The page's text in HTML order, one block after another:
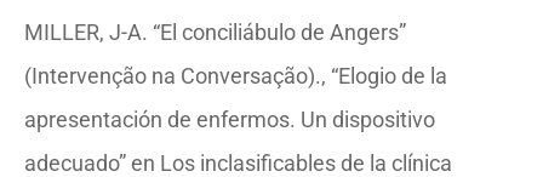
MILLER, J-A. “El conciliábulo de Angers”
(Intervenção na Conversação)., “Elogio de la
apresentación de enfermos. Un dispositivo
adecuado” en Los inclasificables de la clínica